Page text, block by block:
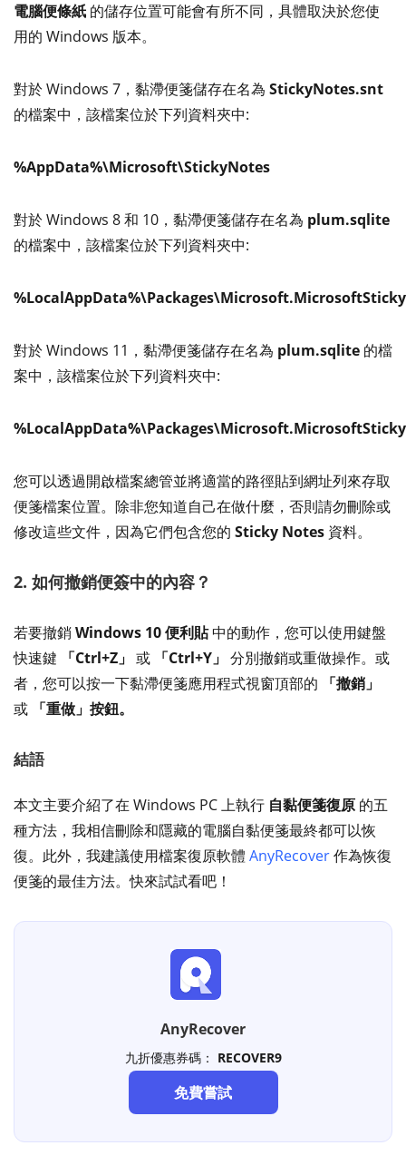
電腦便條紙 的儲存位置可能會有所不同，具體取決於您使
用的 Windows 版本。
對於 Windows 7，黏滯便箋儲存在名為 StickyNotes.snt
的檔案中，該檔案位於下列資料夾中:
%AppData%\Microsoft\StickyNotes
對於 Windows 8 和 10，黏滯便箋儲存在名為 plum.sqlite
的檔案中，該檔案位於下列資料夾中:
對於 Windows 11，黏滯便箋儲存在名為 plum.sqlite 的檔
案中，該檔案位於下列資料夾中:
您可以透過開啟檔案總管並將適當的路徑貼到網址列來存取
便箋檔案位置。除非您知道自己在做什麼，否則請勿刪除或
修改這些文件，因為它們包含您的 Sticky Notes 資料。
2. 如何撤銷便簽中的內容？
若要撤銷Windows 10 便利貼中的動作，您可以使用鍵盤
快速鍵
「Ctrl+Z」 或 「Ctrl+Y」 分別撤銷或重做操作。或
者，您可以按一下黏滯便箋應用程式視窗頂部的
「撤銷」
或 「重做」按鈕。
結語
本文主要介紹了在 Windows PC 上執行 自黏便箋復原 的五
種方法，我相信刪除和隱藏的電腦自黏便箋最終都可以恢
復。此外，我建議使用檔案復原軟體 AnyRecover作為恢復
便箋的最佳方法。快來試試看吧！
AnyRecover
九折優惠券碼： RECOVER9
免費嘗試